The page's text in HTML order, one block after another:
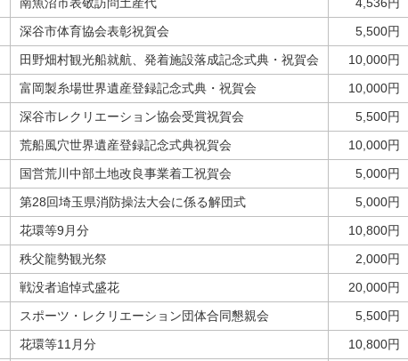
深谷市体育協会表彰祝賀会
5,500円
田野畑村観光船就航、発着施設落成記念式典・祝賀会
10,000円
富岡製糸場世界遺産登録記念式典・祝賀会
10,000円
深谷市レクリエーション協会受賞祝賀会
5,500円
荒船風穴世界遺産登録記念式典祝賀会
10,000円
国営荒川中部土地改良事業着工祝賀会
5,000円
第28回埼玉県消防操法大会に係る解団式
5,000円
花環等9月分
10,800円
秩父龍勢観光祭
2,000円
戦没者追悼式盛花
20,000円
スポーツ・レクリエーション団体合同懇親会
5,500円
花環等11月分
10,800円